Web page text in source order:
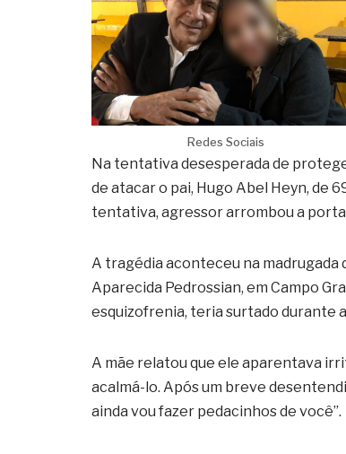
Redes Sociais
Na tentativa desesperada de
de atacar o pai, Hugo Abel Heyn, de
tentativa, agressor arrombou a
A tragédia aconteceu na madrugada
Aparecida Pedrossian, em Campo
esquizofrenia, teria surtado durante
A mãe relatou que ele aparentava
acalmá-lo. Após um breve
ainda vou fazer pedacinhos de você”.